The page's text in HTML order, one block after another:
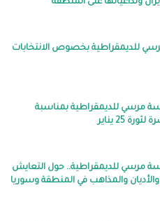
وتداعياتها على المنطقة
للديمقراطية بخصوص الانتخابات
مرسي للديمقراطية بمناسبة
25 يناير
مرسي للديمقراطية.. حول التعايش
والمذاهب في المنطقة وسوريا